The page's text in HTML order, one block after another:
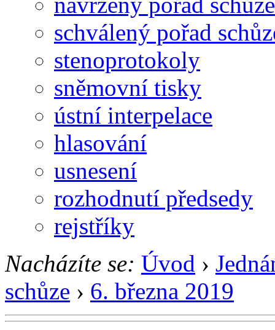
schválený pořad
stenoprotokoly
sněmovní tisky
ústní interpelace
hlasování
usnesení
rozhodnutí předsedy
rejstříky
Nacházíte se: Úvod ›
schůze › 6. března 2019